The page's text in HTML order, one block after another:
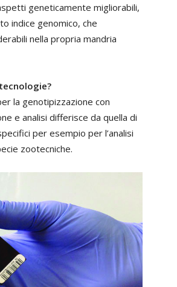
geneticamente migliorabili,
indice genomico, che
nella propria mandria
la genotipizzazione con
e analisi differisce da quella di
per esempio per l’analisi
zootecniche.